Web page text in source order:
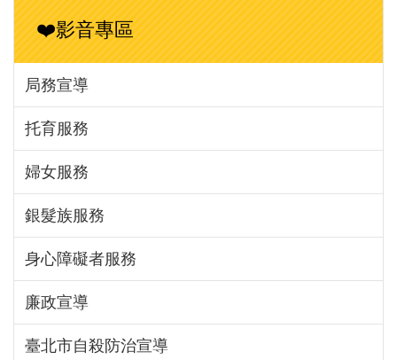
❤️影音專區
局務宣導
托育服務
婦女服務
銀髮族服務
身心障礙者服務
廉政宣導
臺北市自殺防治宣導